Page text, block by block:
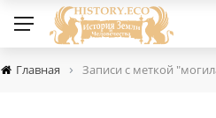
Главная › Записи с меткой